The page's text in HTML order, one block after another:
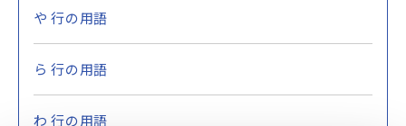
や 行の用語
ら 行の用語
わ 行の用語